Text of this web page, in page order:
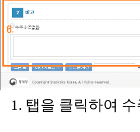
1. 탭을 클릭하여 수